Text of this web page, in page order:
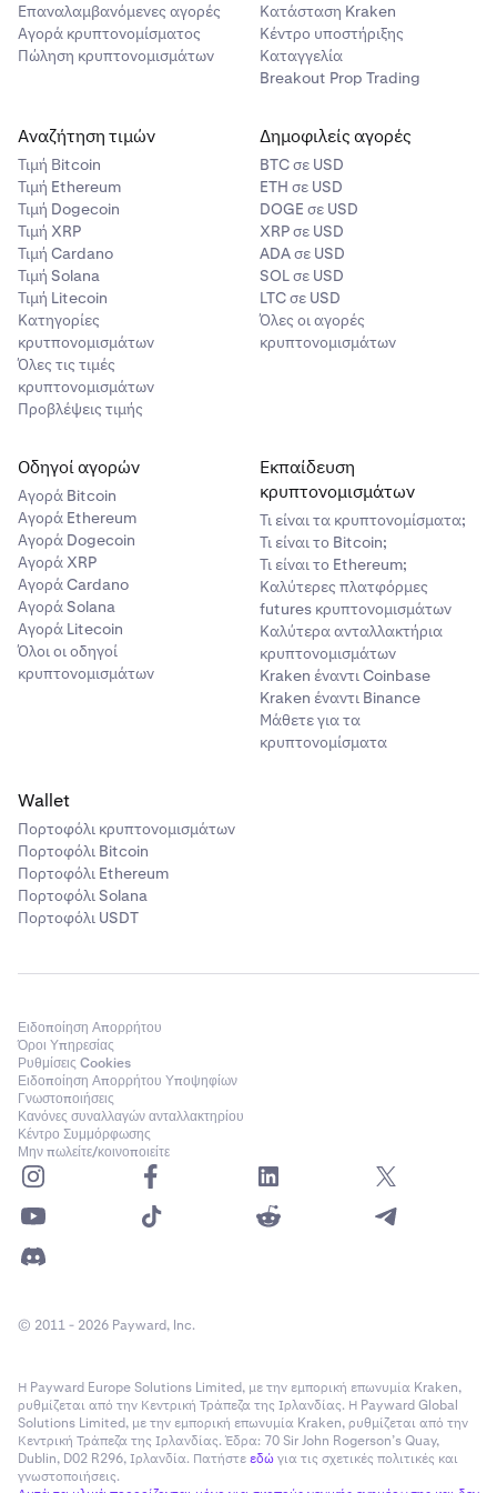
Επαναλαμβανόμενες αγορές
Αγορά κρυπτονομίσματος
Πώληση κρυπτονομισμάτων
Κατάσταση Kraken
Κέντρο υποστήριξης
Καταγγελία
Breakout Prop Trading
Αναζήτηση τιμών
Τιμή Βitcoin
Τιμή Ethereum
Τιμή Dogecoin
Τιμή XRP
Τιμή Cardano
Τιμή Solana
Τιμή Litecoin
Κατηγορίες
κρυτπονομισμάτων
Όλες τις τιμές
κρυπτονομισμάτων
Προβλέψεις τιμής
Δημοφιλείς αγορές
BTC σε USD
ETH σε USD
DOGE σε USD
XRP σε USD
ADA σε USD
SOL σε USD
LTC σε USD
Όλες οι αγορές
κρυπτονομισμάτων
Οδηγοί αγορών
Αγορά Bitcoin
Αγορά Ethereum
Αγορά Dogecoin
Αγορά XRP
Αγορά Cardano
Αγορά Solana
Αγορά Litecoin
Όλοι οι οδηγοί
κρυπτονομισμάτων
Εκπαίδευση
κρυπτονομισμάτων
Τι είναι τα κρυπτονομίσματα;
Τι είναι το Bitcoin;
Τι είναι το Ethereum;
Καλύτερες πλατφόρμες
futures κρυπτονομισμάτων
Καλύτερα ανταλλακτήρια
κρυπτονομισμάτων
Kraken έναντι Coinbase
Kraken έναντι Binance
Μάθετε για τα
κρυπτονομίσματα
Wallet
Πορτοφόλι κρυπτονομισμάτων
Πορτοφόλι Bitcoin
Πορτοφόλι Ethereum
Πορτοφόλι Solana
Πορτοφόλι USDT
Ειδοποίηση Απορρήτου
Όροι Υπηρεσίας
Ρυθμίσεις Cookies
Ειδοποίηση Απορρήτου Υποψηφίων
Γνωστοποιήσεις
Κανόνες συναλλαγών ανταλλακτηρίου
Κέντρο Συμμόρφωσης
Μην πωλείτε/κοινοποιείτε
© 2011 - 2026 Payward, Inc.
Η Payward Europe Solutions Limited, με την εμπορική επωνυμία Kraken,
ρυθμίζεται από την Κεντρική Τράπεζα της Ιρλανδίας. Η Payward Global
Solutions Limited, με την εμπορική επωνυμία Kraken, ρυθμίζεται από την
Κεντρική Τράπεζα της Ιρλανδίας. Έδρα: 70 Sir John Rogerson’s Quay,
Dublin, D02 R296, Ιρλανδία. Πατήστεεδώγια τις σχετικές πολιτικές και
γνωστοποιήσεις.